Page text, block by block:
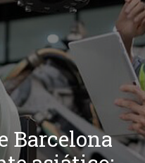
Barcelona